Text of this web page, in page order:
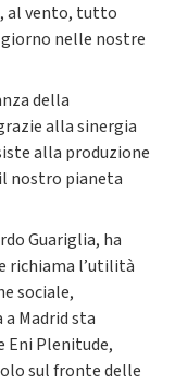
al vento, tutto
nelle nostre
della
alla sinergia
alla produzione
nostro pianeta
Guariglia, ha
richiama l’utilità
sociale,
a Madrid sta
Eni Plenitude,
sul fronte delle